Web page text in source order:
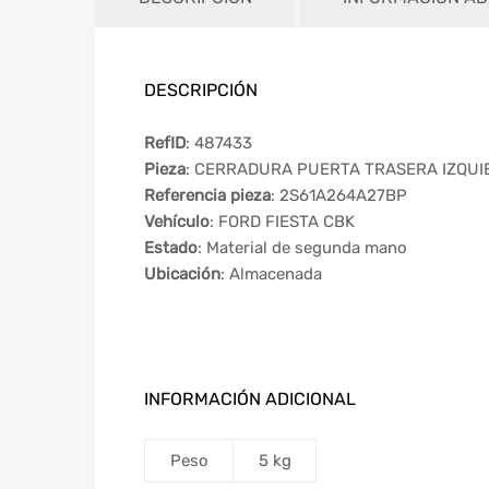
DESCRIPCIÓN
RefID: 487433
Pieza: CERRADURA PUERTA TRASERA
Referencia pieza: 2S61A264A27BP
Vehículo: FORD FIESTA CBK
Estado: Material de segunda mano
Ubicación: Almacenada
INFORMACIÓN ADICIONAL
Peso 5 kg